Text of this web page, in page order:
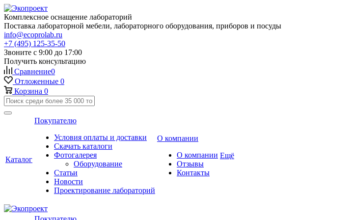
Комплексное оснащение лабораторий
Поставка лабораторной мебели, лабораторного оборудования, приборов и посуды
info@ecoprolab.ru
+7 (495) 125-35-50
Звоните с 9:00 до 17:00
Получить консультацию
Сравнение0
Отложенные 0
Корзина 0
Каталог
Покупателю
Условия оплаты и доставки
Скачать каталоги
Фотогалерея
Оборудование
Статьи
Новости
Проектирование лабораторий
О компании
О компании
Отзывы
Контакты
Ещё